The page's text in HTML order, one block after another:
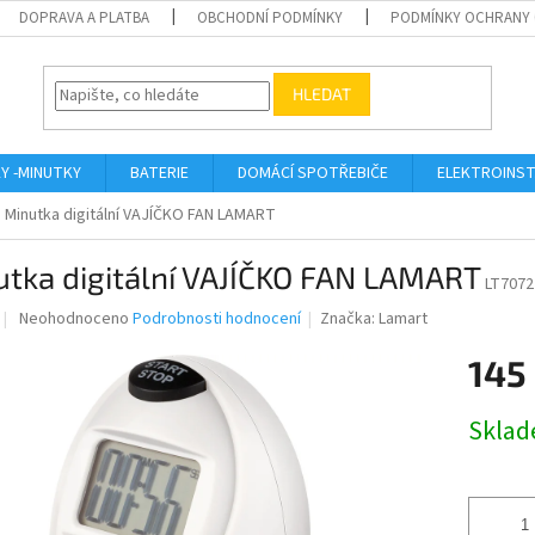
DOPRAVA A PLATBA OBCHODNÍ PODMÍNKY PODMÍNKY OCHRANY
HLEDAT
-MINUTKY BATERIE DOMÁCÍ SPOTŘEBIČE
Minutka digitální VAJÍČKO FAN LAMART
digitální VAJÍČKO FAN LAMARTLT7072
Průměrné
hvězdiček.
Neohodnoceno Podrobnosti hodnocení Značka:Lamart
145
cena: